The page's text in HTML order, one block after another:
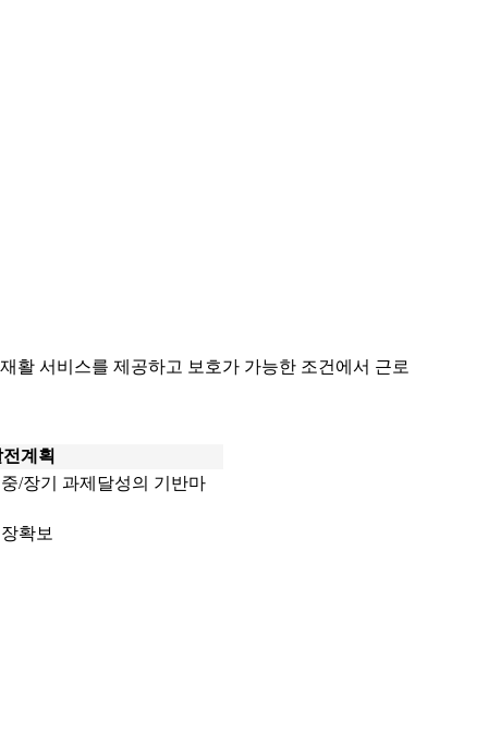
활 서비스를 제공하고 보호가 가능한 조건에서 근로
계획
/장기 과제달성의 기반마
확보